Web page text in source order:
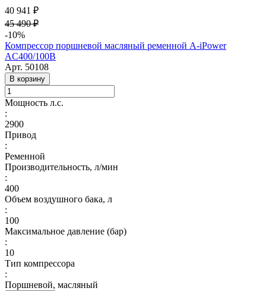
40 941 ₽
45 490 ₽
-10%
Компрессор поршневой масляный ременной A-iPower
AC400/100B
Арт. 50108
В корзину
Мощность л.с.
:
2900
Привод
:
Ременной
Производительность, л/мин
:
400
Объем воздушного бака, л
:
100
Максимальное давление (бар)
:
10
Тип компрессора
:
Поршневой, масляный